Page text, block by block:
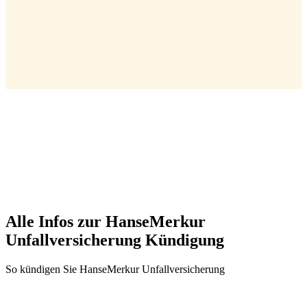
Alle Infos zur HanseMerkur
Unfallversicherung Kündigung
So kündigen Sie HanseMerkur Unfallversicherung